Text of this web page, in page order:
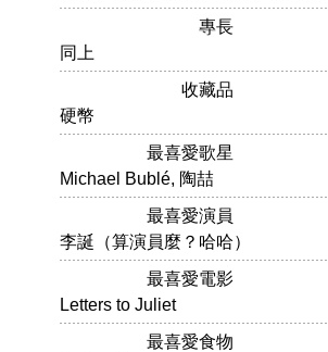
專長
同上
收藏品
硬幣
最喜愛歌星
Michael Bublé, 陶喆
最喜愛演員
李誕（算演員麼？哈哈）
最喜愛電影
Letters to Juliet
最喜愛食物